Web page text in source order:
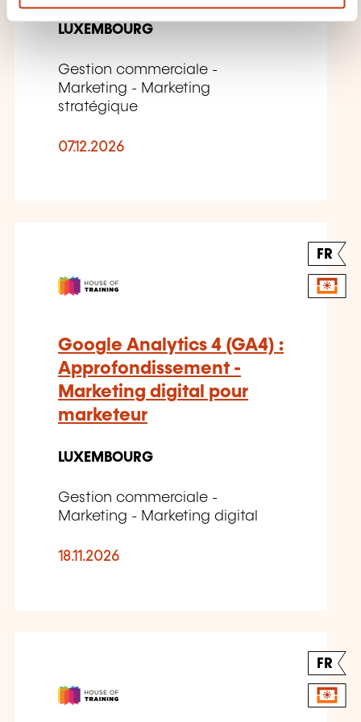
n
LUXEMBOURG
Gestion commerciale -
Marketing - Marketing
stratégique
07.12.2026
FR
Google Analytics 4 (GA4) :
Approfondissement -
Marketing digital pour
marketeur
LUXEMBOURG
Gestion commerciale -
Marketing - Marketing digital
18.11.2026
FR